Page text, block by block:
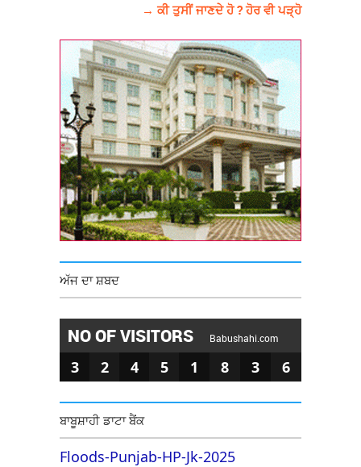
→ ਕੀ ਤੁਸੀਂ ਜਾਣਦੇ ਹੋ ? ਹੋਰ ਵੀ ਪੜ੍ਹੋ
ਅੱਜ ਦਾ ਸ਼ਬਦ
NO OF VISITORS Babushahi.com
3 2 4 5 1 8 3 6
ਬਾਬੂਸ਼ਾਹੀ ਡਾਟਾ ਬੈਂਕ
Floods-Punjab-HP-Jk-2025